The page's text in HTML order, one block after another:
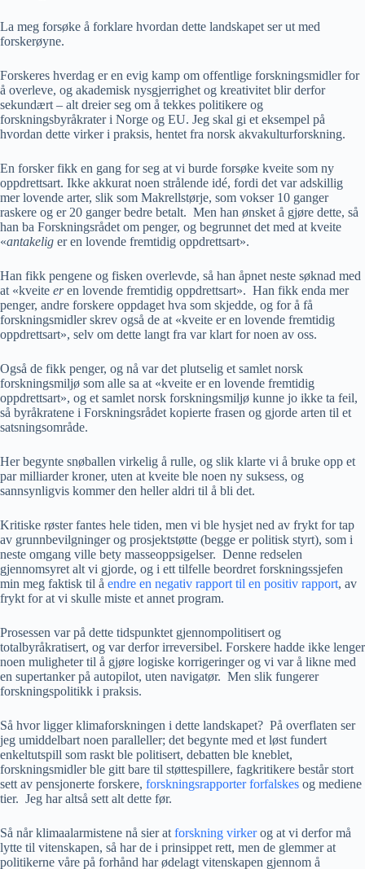
La meg forsøke å forklare hvordan dette landskapet ser ut med
forskerøyne.
Forskeres hverdag er en evig kamp om offentlige forskningsmidler for
å overleve, og akademisk nysgjerrighet og kreativitet blir derfor
sekundært – alt dreier seg om å tekkes politikere og
forskningsbyråkrater i Norge og EU. Jeg skal gi et eksempel på
hvordan dette virker i praksis, hentet fra norsk akvakulturforskning.
En forsker fikk en gang for seg at vi burde forsøke kveite som ny
oppdrettsart. Ikke akkurat noen strålende idé, fordi det var adskillig
mer lovende arter, slik som Makrellstørje, som vokser 10 ganger
raskere og er 20 ganger bedre betalt. Men han ønsket å gjøre dette, så
han ba Forskningsrådet om penger, og begrunnet det med at kveite
«antakelig er en lovende fremtidig oppdrettsart».
Han fikk pengene og fisken overlevde, så han åpnet neste søknad med
at «kveite eren lovende fremtidig oppdrettsart». Han fikk enda mer
penger, andre forskere oppdaget hva som skjedde, og for å få
forskningsmidler skrev også de at «kveite er en lovende fremtidig
oppdrettsart», selv om dette langt fra var klart for noen av oss.
Også de fikk penger, og nå var det plutselig et samlet norsk
forskningsmiljø som alle sa at «kveite er en lovende fremtidig
oppdrettsart», og et samlet norsk forskningsmiljø kunne jo ikke ta feil,
så byråkratene i Forskningsrådet kopierte frasen og gjorde arten til et
satsningsområde.
Her begynte snøballen virkelig å rulle, og slik klarte vi å bruke opp et
par milliarder kroner, uten at kveite ble noen ny suksess, og
sannsynligvis kommer den heller aldri til å bli det.
Kritiske røster fantes hele tiden, men vi ble hysjet ned av frykt for tap
av grunnbevilgninger og prosjektstøtte (begge er politisk styrt), som i
neste omgang ville bety masseoppsigelser. Denne redselen
gjennomsyret alt vi gjorde, og i ett tilfelle beordret forskningssjefen
min meg faktisk til å endre en negativ rapport til en positiv rapport, av
frykt for at vi skulle miste et annet program.
Prosessen var på dette tidspunktet gjennompolitisert og
totalbyråkratisert, og var derfor irreversibel. Forskere hadde ikke lenger
noen muligheter til å gjøre logiske korrigeringer og vi var å likne med
en supertanker på autopilot, uten navigatør. Men slik fungerer
forskningspolitikk i praksis.
Så hvor ligger klimaforskningen i dette landskapet? På overflaten ser
jeg umiddelbart noen paralleller; det begynte med et løst fundert
enkeltutspill som raskt ble politisert, debatten ble kneblet,
forskningsmidler ble gitt bare til støttespillere, fagkritikere består stort
sett av pensjonerte forskere, forskningsrapporter forfalskes og mediene
tier. Jeg har altså sett alt dette før.
Så når klimaalarmistene nå sier at forskning virkerog at vi derfor må
lytte til vitenskapen, så har de i prinsippet rett, men de glemmer at
politikerne våre på forhånd har ødelagt vitenskapen gjennom å